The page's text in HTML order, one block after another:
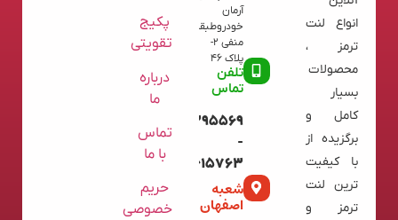
انواع لنت
ترمز ،
محصولات
بسیار
کامل و
برگزیده از
با کیفیت
ترین لنت
ترمز و
آرمان
خودروطبقه
منفی 2-
پلاک 46
تلفن
تماس
09120395569
-
02136615763
شعبه
اصفهان
پکیج
تقویتی
درباره
ما
تماس
با ما
حریم
خصوصی